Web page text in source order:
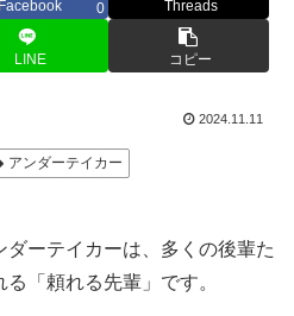
Facebook 0 Threads
LINE コピー
2024.11.11
アンダーテイカー
ダーテイカーは、多くの後輩た
「頼れる先輩」です。